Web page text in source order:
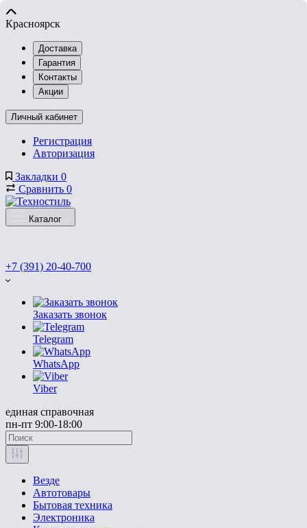
Красноярск
Доставка
Гарантия
Контакты
Акции
Личный кабинет
Регистрация
Авторизация
Закладки 0
Сравнить 0
Каталог
+7 (391) 20-40-700
Заказать звонок
Telegram
WhatsApp
Viber
единая справочная
пн-пт 9:00-18:00
Везде
Автотовары
Бытовая техника
Электроника